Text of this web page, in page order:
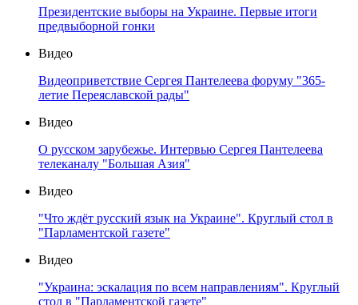
Президентские выборы на Украине. Первые итоги
предвыборной гонки
Видео
Видеоприветствие Сергея Пантелеева форуму "365-
летие Переяславской рады"
Видео
О русском зарубежье. Интервью Сергея Пантелеева
телеканалу "Большая Азия"
Видео
"Что ждёт русский язык на Украине". Круглый стол в
"Парламентской газете"
Видео
"Украина: эскалация по всем направлениям". Круглый
стол в "Парламентской газете"